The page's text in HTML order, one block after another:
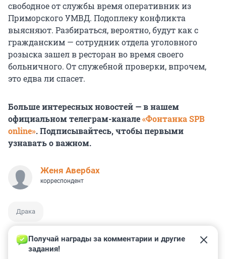
свободное от службы время оперативник из
Приморского УМВД. Подоплеку конфликта
выясняют. Разбираться, вероятно, будут как с
гражданским — сотрудник отдела уголовного
розыска зашел в ресторан во время своего
больничного. От служебной проверки, впрочем,
это едва ли спасет.
Больше интересных новостей — в нашем
официальном телеграм-канале«Фонтанка SPB
online». Подписывайтесь, чтобы первыми
узнавать о важном.
Женя Авербах
корреспондент
Драка
Получай награды за комментарии и другие
задания!